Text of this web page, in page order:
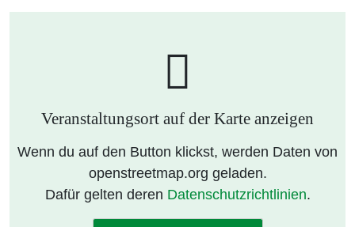
Veranstaltungsort auf der Karte anzeigen
Wenn du auf den Button klickst, werden Daten von
openstreetmap.org geladen.
Dafür gelten deren Datenschutzrichtlinien.